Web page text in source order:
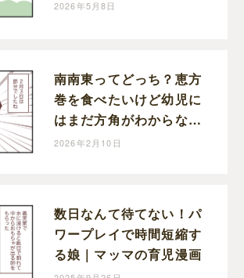
2026年5月8日
南南東ってどっち？恵方
巻を食べたいけど幼児に
はまだ方角がわからない
｜マッマの育児漫画
2026年2月10日
数日なんて待てない！パ
ワープレイで時間短縮す
る娘｜マッマの育児漫画